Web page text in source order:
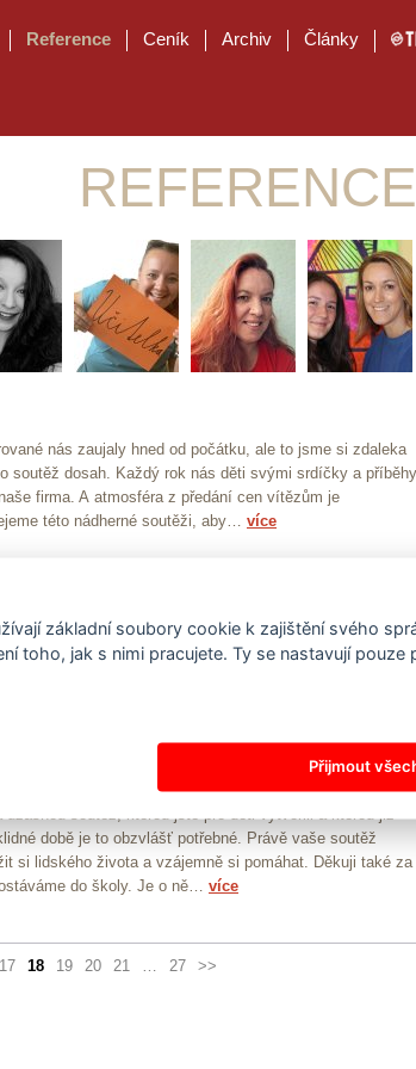
Reference Ceník Archiv Články
REFERENCE
nás zaujaly hned od počátku, ale to jsme si zdaleka
soutěž dosah. Každý rok nás děti svými srdíčky a příběhy
firma. A atmosféra z předání cen vítězům je
této nádherné soutěži, aby… více
pohled! Bezprostředně potom, co nám ho vydavatelé
darovali, jsme se do něj opravdu zamilovali. A o tuto
více než dva roky, kdy je AGE nezbytnou součástí
úžasnou soutěž, kterou jste pro děti vytvořili a kterou již
době je to obzvlášť potřebné. Právě vaše soutěž
si lidského života a vzájemně si pomáhat. Děkuji také za
do školy. Je o ně… více
17 18 19 20 21 … 27 >>
základní soubory cookie k zajištění svého
toho, jak s nimi pracujete. Ty se nastavují pouze
Přijmout